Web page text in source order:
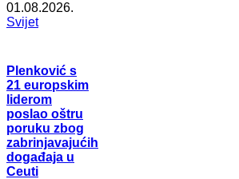
01.08.2026.
Svijet
Plenković s
21 europskim
liderom
poslao oštru
poruku zbog
zabrinjavajućih
događaja u
Ceuti